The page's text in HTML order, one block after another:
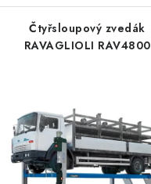
Čtyřsloupový zvedák
RAVAGLIOLI RAV4800